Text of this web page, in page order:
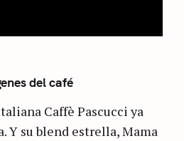
del café
Caffè Pascucci ya
Y su blend estrella, Mama